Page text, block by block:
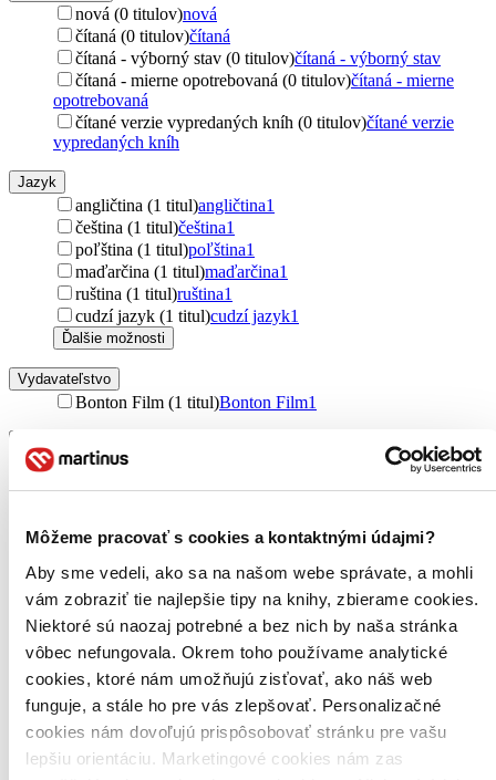
Môžeme pracovať s cookies a kontaktnými údajmi?
Aby sme vedeli, ako sa na našom webe správate, a mohli
vám zobraziť tie najlepšie tipy na knihy, zbierame cookies.
Niektoré sú naozaj potrebné a bez nich by naša stránka
vôbec nefungovala. Okrem toho používame analytické
cookies, ktoré nám umožňujú zisťovať, ako náš web
funguje, a stále ho pre vás zlepšovať. Personalizačné
cookies nám dovoľujú prispôsobovať stránku pre vašu
lepšiu orientáciu. Marketingové cookies nám zas
nová (0 titulov)nová
čítaná (0 titulov)čítaná
čítaná - výborný stav (0 titulov)čítaná - výborný stav
čítaná - mierne opotrebovaná (0 titulov)čítaná - mierne
opotrebovaná
čítané verzie vypredaných kníh (0 titulov)čítané verzie
vypredaných kníh
Jazyk
angličtina (1 titul)angličtina1
čeština (1 titul)čeština1
poľština (1 titul)poľština1
maďarčina (1 titul)maďarčina1
ruština (1 titul)ruština1
cudzí jazyk (1 titul)cudzí jazyk1
Ďalšie možnosti
Vydavateľstvo
Bonton Film (1 titul)Bonton Film1
Zoradiť
Bestsellery
Novinky
Najdrahšie
Najlacnejšie
Najvyššia zľava